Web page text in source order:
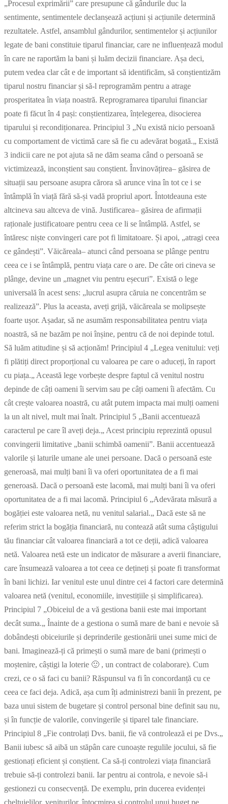
„Procesul exprimării” care presupune că gândurile duc la
sentimente, sentimentele declanșează acțiuni și acțiunile determină
rezultatele. Astfel, ansamblul gândurilor, sentimentelor și acțiunilor
legate de bani constituie tiparul financiar, care ne influențează modul
în care ne raportăm la bani și luăm decizii financiare. Așa deci,
putem vedea clar cât e de important să identificăm, să conștientizăm
tiparul nostru financiar și să-l reprogramăm pentru a atrage
prosperitatea în viața noastră. Reprogramarea tiparului financiar
poate fi făcut în 4 pași: conștientizarea, înțelegerea, disocierea
tiparului și recondiționarea. Principiul 3 „Nu există nicio persoană
cu comportament de victimă care să fie cu adevărat bogată.„ Există
3 indicii care ne pot ajuta să ne dăm seama când o persoană se
victimizează, inconștient sau conștient. Învinovățirea– găsirea de
situații sau persoane asupra cărora să arunce vina în tot ce i se
întâmplă în viață fără să-și vadă propriul aport. Întotdeauna este
altcineva sau altceva de vină. Justificarea– găsirea de afirmații
raționale justificatoare pentru ceea ce li se întâmplă. Astfel, se
întăresc niște convingeri care pot fi limitatoare. Și apoi, „atragi ceea
ce gândești”. Văicăreala– atunci când persoana se plânge pentru
ceea ce i se întâmplă, pentru viața care o are. De câte ori cineva se
plânge, devine un „magnet viu pentru eșecuri”. Există o lege
universală în acest sens: „lucrul asupra căruia ne concentrăm se
realizează”. Plus la aceasta, aveți grijă, văicăreala se molipsește
foarte ușor. Așadar, să ne asumăm responsabilitatea pentru viața
noastră, să ne bazăm pe noi înșine, pentru că de noi depinde totul.
Să luăm atitudine și să acționăm! Principiul 4 „Legea venitului: veți
fi plătiți direct proporțional cu valoarea pe care o aduceți, în raport
cu piața.„ Această lege vorbește despre faptul că venitul nostru
depinde de câți oameni îi servim sau pe câți oameni îi afectăm. Cu
cât crește valoarea noastră, cu atât putem impacta mai mulți oameni
la un alt nivel, mult mai înalt. Principiul 5 „Banii accentuează
caracterul pe care îl aveți deja.„ Acest principiu reprezintă opusul
convingerii limitative „banii schimbă oamenii”. Banii accentuează
valorile și laturile umane ale unei persoane. Dacă o persoană este
generoasă, mai mulți bani îi va oferi oportunitatea de a fi mai
generoasă. Dacă o persoană este lacomă, mai mulți bani îi va oferi
oportunitatea de a fi mai lacomă. Principiul 6 „Adevărata măsură a
bogăției este valoarea netă, nu venitul salarial.„ Dacă este să ne
referim strict la bogăția financiară, nu contează atât suma câștigului
tău financiar cât valoarea financiară a tot ce deții, adică valoarea
netă. Valoarea netă este un indicator de măsurare a averii financiare,
care însumează valoarea a tot ceea ce dețineți și poate fi transformat
în bani lichizi. Iar venitul este unul dintre cei 4 factori care determină
valoarea netă (venitul, economiile, investițiile și simplificarea).
Principiul 7 „Obiceiul de a vă gestiona banii este mai important
decât suma.„ Înainte de a gestiona o sumă mare de bani e nevoie să
dobândești obiceiurile și deprinderile gestionării unei sume mici de
bani. Imaginează-ți că primești o sumă mare de bani (primești o
moștenire, câștigi la loterie 🙂 , un contract de colaborare). Cum
crezi, ce o să faci cu banii? Răspunsul va fi în concordanță cu ce
ceea ce faci deja. Adică, așa cum îți administrezi banii în prezent, pe
baza unui sistem de bugetare și control personal bine definit sau nu,
și în funcție de valorile, convingerile și tiparel tale financiare.
Principiul 8 „Fie controlați Dvs. banii, fie vă controlează ei pe Dvs.„
Banii iubesc să aibă un stăpân care cunoaște regulile jocului, să fie
gestionați eficient și conștient. Ca să-ți controlezi viața financiară
trebuie să-ți controlezi banii. Iar pentru ai controla, e nevoie să-i
gestionezi cu consecvență. De exemplu, prin ducerea evidenței
cheltuielilor, veniturilor, întocmirea și controlul unui buget pe